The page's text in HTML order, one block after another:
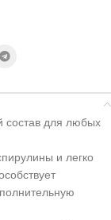
состав для любых
и легко